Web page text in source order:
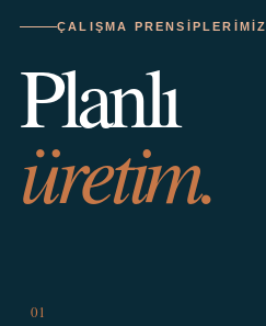
ÇALIŞMA PRENSIPLERIMIZ
Planlı
üretim.
01